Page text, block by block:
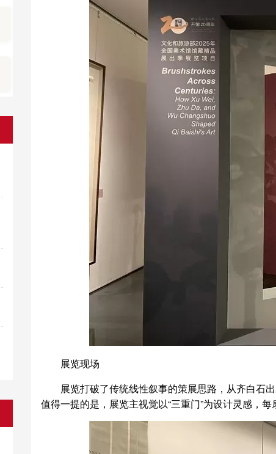
展览现场
展览打破了传统线性叙事的策展思路，从齐白石
值得一提的是，展览主视觉以“三重门”为设计灵感，